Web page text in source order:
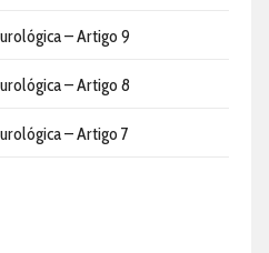
– Artigo 9
– Artigo 8
– Artigo 7